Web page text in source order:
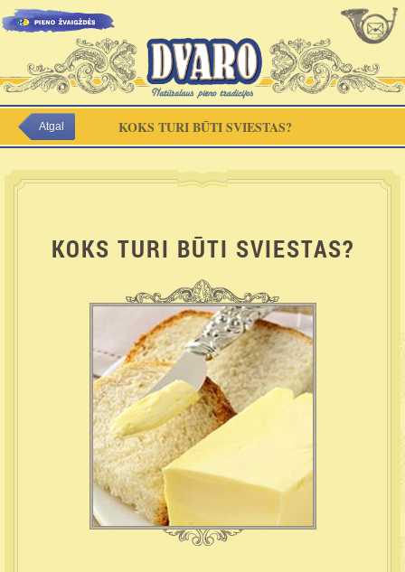
Atgal KOKS TURI BŪTI SVIESTAS?
KOKS TURI BŪTI SVIESTAS?